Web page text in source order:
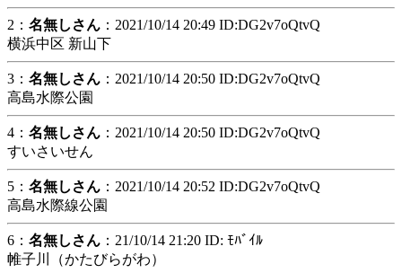
2： 名無しさん ：2021/10/14 20:49 ID:DG2v7oQtvQ
横浜中区 新山下
3： 名無しさん ：2021/10/14 20:50 ID:DG2v7oQtvQ
高島水際公園
4： 名無しさん ：2021/10/14 20:50 ID:DG2v7oQtvQ
すいさいせん
5： 名無しさん ：2021/10/14 20:52 ID:DG2v7oQtvQ
高島水際線公園
6： 名無しさん ：21/10/14 21:20 ID: ﾓﾊﾞｲﾙ
帷子川（かたびらがわ）